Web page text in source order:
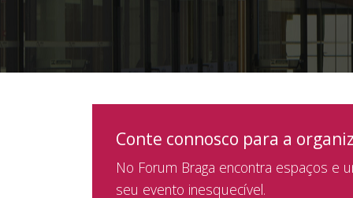
Conte connosco para a
No Forum Braga encontra espaços e
seu evento inesquecível.